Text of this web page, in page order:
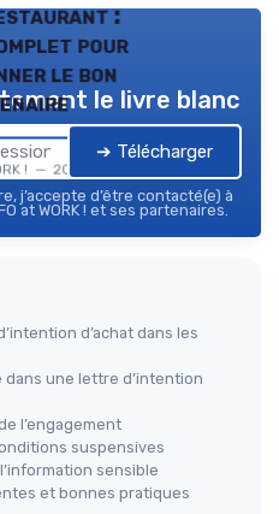
:
pour
le bon
! — 2026
le livre blanc
➔ Télécharger
j’accepte d’être contacté(e) à
at WORK ! et ses partenaires.
d’achat dans les
une lettre d’intention
l’engagement
suspensives
sensible
et bonnes pratiques